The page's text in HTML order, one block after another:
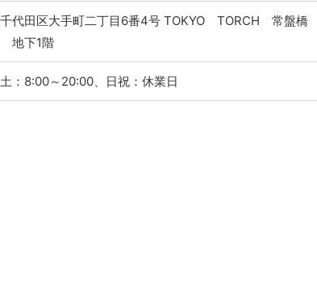
代田区大手町二丁目6番4号 TOKYO TORCH 常盤橋
地下1階
：8:00～20:00、日祝：休業日